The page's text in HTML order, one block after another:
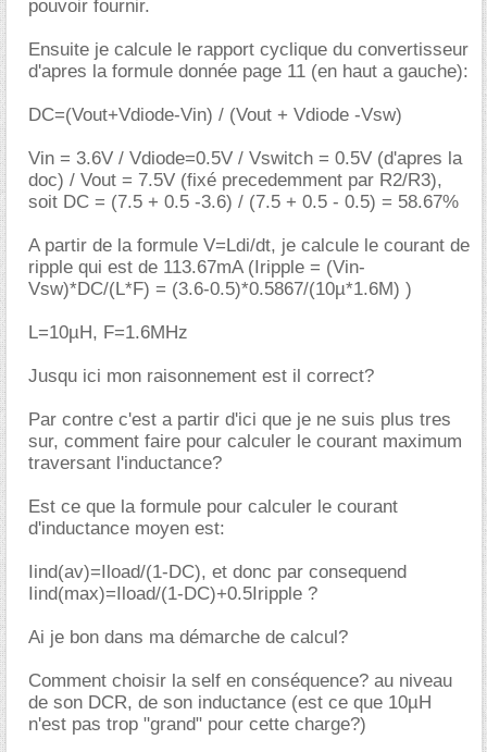
pouvoir fournir.
Ensuite je calcule le rapport cyclique du convertisseur
d'apres la formule donnée page 11 (en haut a gauche):
DC=(Vout+Vdiode-Vin) / (Vout + Vdiode -Vsw)
Vin = 3.6V / Vdiode=0.5V / Vswitch = 0.5V (d'apres la
doc) / Vout = 7.5V (fixé precedemment par R2/R3),
soit DC = (7.5 + 0.5 -3.6) / (7.5 + 0.5 - 0.5) = 58.67%
A partir de la formule V=Ldi/dt, je calcule le courant de
ripple qui est de 113.67mA (Iripple = (Vin-
Vsw)*DC/(L*F) = (3.6-0.5)*0.5867/(10µ*1.6M) )
L=10µH, F=1.6MHz
Jusqu ici mon raisonnement est il correct?
Par contre c'est a partir d'ici que je ne suis plus tres
sur, comment faire pour calculer le courant maximum
traversant l'inductance?
Est ce que la formule pour calculer le courant
d'inductance moyen est:
Iind(av)=Iload/(1-DC), et donc par consequend
Iind(max)=Iload/(1-DC)+0.5Iripple ?
Ai je bon dans ma démarche de calcul?
Comment choisir la self en conséquence? au niveau
de son DCR, de son inductance (est ce que 10µH
n'est pas trop "grand" pour cette charge?)